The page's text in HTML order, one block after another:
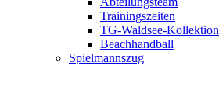
Trainingszeiten
TG-Waldsee-Kollektion
Beachhandball
Spielmannszug